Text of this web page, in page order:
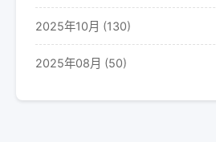
2025年10月 (130)
2025年08月 (50)